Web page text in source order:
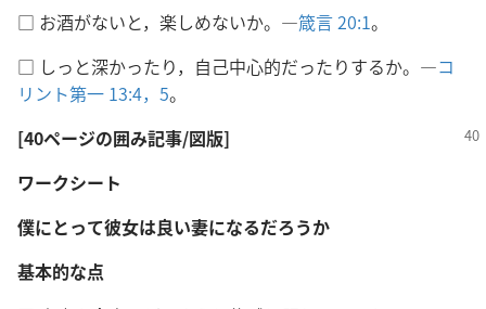
□ お酒がないと，楽しめないか。―箴言 20:1。
□ しっと深かったり，自己中心的だったりするか。―コ
リント第一 13:4，5。
[40ページの囲み記事/図版]
ワークシート
僕にとって彼女は良い妻になるだろうか
基本的な点